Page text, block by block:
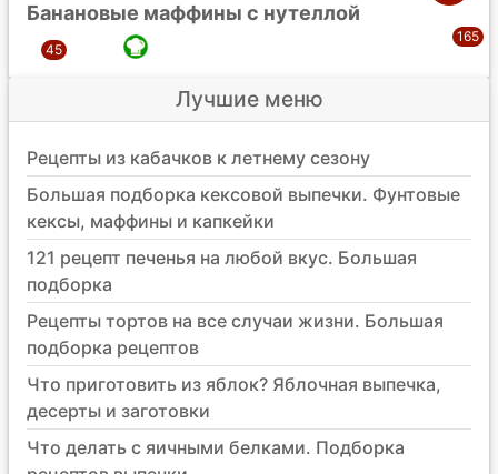
Банановые маффины с нутеллой
Лучшие меню
Рецепты из кабачков к летнему сезону
Большая подборка кексовой выпечки. Фунтовые
кексы, маффины и капкейки
121 рецепт печенья на любой вкус. Большая
подборка
Рецепты тортов на все случаи жизни. Большая
подборка рецептов
Что приготовить из яблок? Яблочная выпечка,
десерты и заготовки
Что делать с яичными белками. Подборка